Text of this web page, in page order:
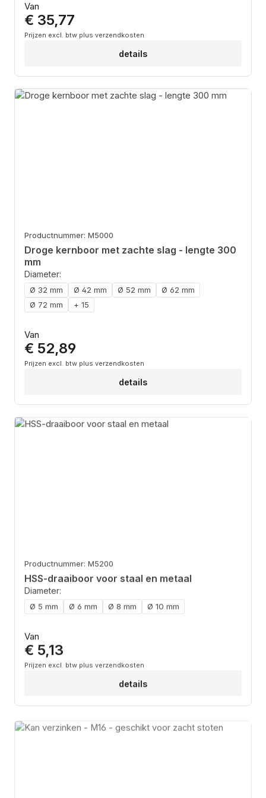
Normale prijs:
Van
€ 35,77
Prijzen excl. btw plus verzendkosten
details
Productnummer: M5000
Droge kernboor met zachte slag - lengte 300
mm
Diameter:
Ø 32 mm Ø 42 mm Ø 52 mm
Ø 62 mm
Ø 72 mm
+ 15
Normale prijs:
Van
€ 52,89
Prijzen excl. btw plus verzendkosten
details
Productnummer: M5200
HSS-draaiboor voor staal en metaal
Diameter:
Ø 5 mm Ø 6 mm Ø 8 mm Ø 10 mm
Normale prijs:
Van
€ 5,13
Prijzen excl. btw plus verzendkosten
details